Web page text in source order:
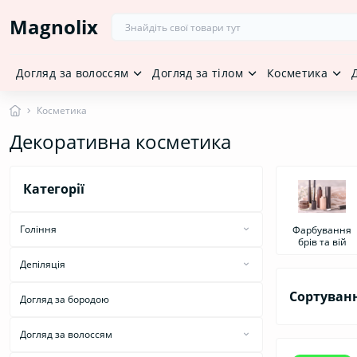
Magnolix
Догляд за волоссям Догляд за тілом Косметика
Косметика
Декоративна косметика
Категорії
Гоління
Депіляція
Догляд за бородою
Догляд за волоссям
Фарбування
брів та вій